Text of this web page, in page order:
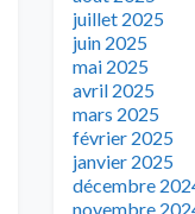
juillet 2025
juin 2025
mai 2025
avril 2025
mars 2025
février 2025
janvier 2025
décembre
novembre